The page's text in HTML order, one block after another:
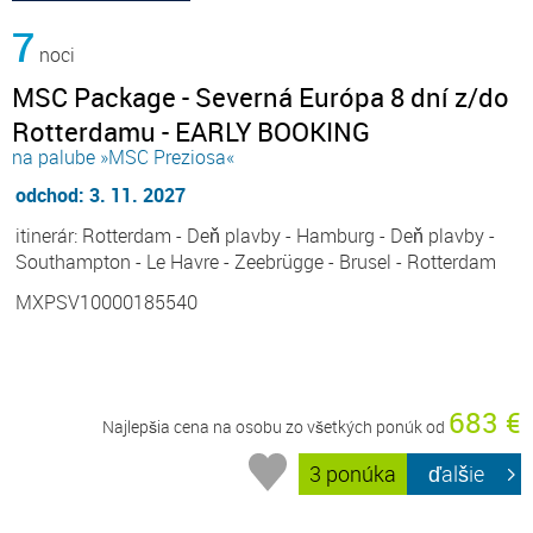
7 noci
MSC Package - Severná Európa 8 dní z/do
Rotterdamu - EARLY BOOKING
na palube »MSC Preziosa«
odchod: 3. 11. 2027
itinerár: Rotterdam - Deň plavby - Hamburg - Deň plavby -
Southampton - Le Havre - Zeebrügge - Brusel - Rotterdam
MXPSV10000185540
Najlepšia cena na osobu zo všetkých ponúk od 683 €
3 ponúka ďalšie